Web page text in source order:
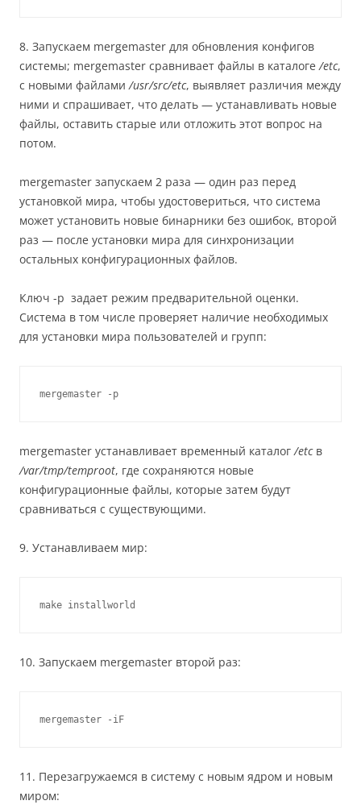
8. Запускаем mergemaster для обновления конфигов
системы; mergemaster сравнивает файлы в каталоге/etc,
с новыми файлами/usr/src/etc, выявляет различия между
ними и спрашивает, что делать — устанавливать новые
файлы, оставить старые или отложить этот вопрос на
потом.
mergemaster запускаем 2 раза — один раз перед
установкой мира, чтобы удостовериться, что система
может установить новые бинарники без ошибок, второй
раз — после установки мира для синхронизации
остальных конфигурационных файлов.
Ключ -p задает режим предварительной оценки.
Система в том числе проверяет наличие необходимых
для установки мира пользователей и групп:
mergemaster -p
mergemaster устанавливает временный каталог/etcв
/var/tmp/temproot, где сохраняются новые
конфигурационные файлы, которые затем будут
сравниваться с существующими.
9. Устанавливаем мир:
make installworld
10. Запускаем mergemaster второй раз:
mergemaster -iF
11. Перезагружаемся в систему с новым ядром и новым
миром: